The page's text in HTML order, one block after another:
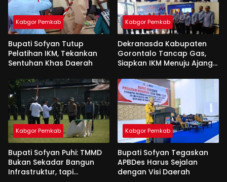
Kabgor Pemkab
Bupati Sofyan Tutup
Pelatihan IKM, Tekankan
Sentuhan Khas Daerah
Kabgor Pemkab
Dekranasda Kabupaten
Gorontalo Tancap Gas,
Siapkan IKM Menuju Ajang
Kabgor Pemkab
Bupati Sofyan Puhi: TMMD
Bukan Sekadar Bangun
Infrastruktur, tapi
Kabgor Pemkab
Bupati Sofyan Tegaskan
APBDes Harus Sejalan
dengan Visi Daerah